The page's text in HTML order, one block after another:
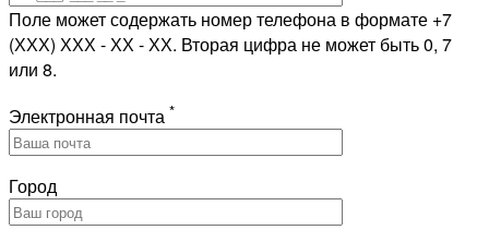
Поле может содержать номер телефона в формате +7
(ХХХ) ХХХ - ХХ - ХХ. Вторая цифра не может быть 0, 7
или 8.
Электронная почта *
Город